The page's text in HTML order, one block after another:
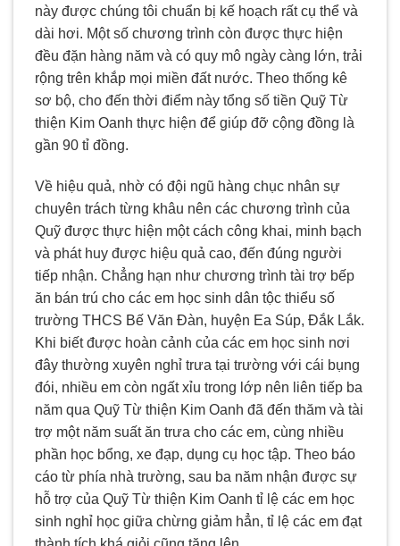
này được chúng tôi chuẩn bị kế hoạch rất cụ thể và
dài hơi. Một số chương trình còn được thực hiện
đều đặn hàng năm và có quy mô ngày càng lớn, trải
rộng trên khắp mọi miền đất nước. Theo thống kê
sơ bộ, cho đến thời điểm này tổng số tiền Quỹ Từ
thiện Kim Oanh thực hiện để giúp đỡ cộng đồng là
gần 90 tỉ đồng.
Về hiệu quả, nhờ có đội ngũ hàng chục nhân sự
chuyên trách từng khâu nên các chương trình của
Quỹ được thực hiện một cách công khai, minh bạch
và phát huy được hiệu quả cao, đến đúng người
tiếp nhận. Chẳng hạn như chương trình tài trợ bếp
ăn bán trú cho các em học sinh dân tộc thiểu số
trường THCS Bế Văn Đàn, huyện Ea Súp, Đắk Lắk.
Khi biết được hoàn cảnh của các em học sinh nơi
đây thường xuyên nghỉ trưa tại trường với cái bụng
đói, nhiều em còn ngất xỉu trong lớp nên liên tiếp ba
năm qua Quỹ Từ thiện Kim Oanh đã đến thăm và tài
trợ một năm suất ăn trưa cho các em, cùng nhiều
phần học bổng, xe đạp, dụng cụ học tập. Theo báo
cáo từ phía nhà trường, sau ba năm nhận được sự
hỗ trợ của Quỹ Từ thiện Kim Oanh tỉ lệ các em học
sinh nghỉ học giữa chừng giảm hẳn, tỉ lệ các em đạt